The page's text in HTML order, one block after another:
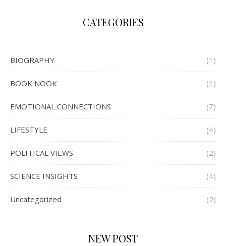
CATEGORIES
BIOGRAPHY (1)
BOOK NOOK (1)
EMOTIONAL CONNECTIONS (7)
LIFESTYLE (4)
POLITICAL VIEWS (2)
SCIENCE INSIGHTS (4)
Uncategorized (2)
NEW POST